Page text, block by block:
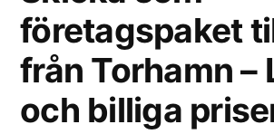
företagspaket
från Torhamn –
och billiga